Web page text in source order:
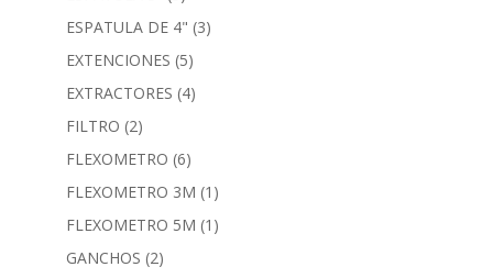
ESPATULA DE 4" (3)
EXTENCIONES (5)
EXTRACTORES (4)
FILTRO (2)
FLEXOMETRO (6)
FLEXOMETRO 3M (1)
FLEXOMETRO 5M (1)
GANCHOS (2)